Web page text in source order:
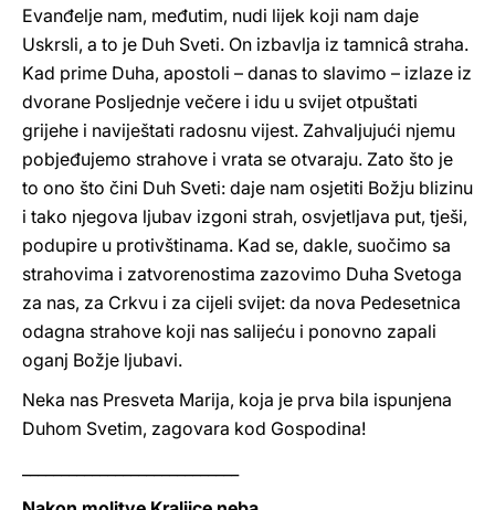
Evanđelje nam, međutim, nudi lijek koji nam daje
Uskrsli, a to je Duh Sveti. On izbavlja iz tamnicâ straha.
Kad prime Duha, apostoli – danas to slavimo – izlaze iz
dvorane Posljednje večere i idu u svijet otpuštati
grijehe i naviještati radosnu vijest. Zahvaljujući njemu
pobjeđujemo strahove i vrata se otvaraju. Zato što je
to ono što čini Duh Sveti: daje nam osjetiti Božju blizinu
i tako njegova ljubav izgoni strah, osvjetljava put, tješi,
podupire u protivštinama. Kad se, dakle, suočimo sa
strahovima i zatvorenostima zazovimo Duha Svetoga
za nas, za Crkvu i za cijeli svijet: da nova Pedesetnica
odagna strahove koji nas salijeću i ponovno zapali
oganj Božje ljubavi.
Neka nas Presveta Marija, koja je prva bila ispunjena
Duhom Svetim, zagovara kod Gospodina!